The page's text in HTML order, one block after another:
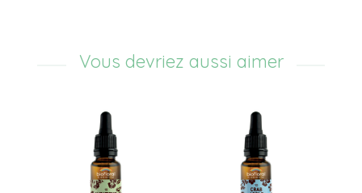
Vous devriez aussi aimer